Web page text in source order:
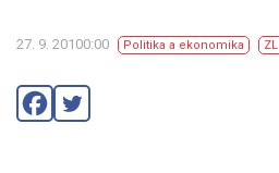
27. 9. 20100:00 Politika a ekonomika ZL